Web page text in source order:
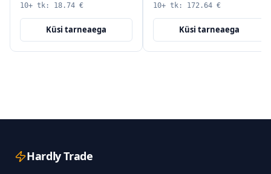
10+ tk: 18.74 €
Küsi tarneaega
10+ tk: 172.64 €
Küsi tarneaega
Hardly Trade